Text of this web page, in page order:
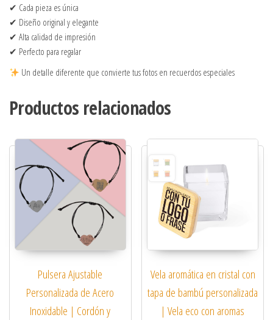
✔ Cada pieza es única
✔ Diseño original y elegante
✔ Alta calidad de impresión
✔ Perfecto para regalar
Un detalle diferente que convierte tus fotos en recuerdos especiales
Productos relacionados
Pulsera Ajustable
Personalizada de Acero
Inoxidable | Cordón y
Vela aromática en cristal con
tapa de bambú personalizada
| Vela eco con aromas